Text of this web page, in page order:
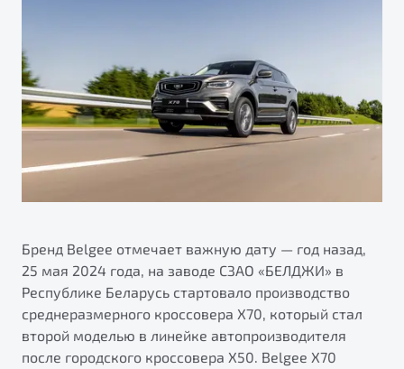
Яркий кроссовер
от 2 219 990 ₽*
S50
Трейд-ин
Страхование
Расчет КАСКО
Гарантия Belgee
Belgee Линк
Belgee Клуб
Помощь на дорогах
Правовая информация
Бренд Belgee отмечает важную дату — год назад,
25 мая 2024 года, на заводе СЗАО «БЕЛДЖИ» в
Республике Беларусь стартовало производство
среднеразмерного кроссовера Х70, который стал
второй моделью в линейке автопроизводителя
после городского кроссовера X50. Belgee X70